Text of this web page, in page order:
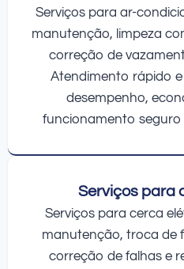
Serviços para ar-
manutenção, limpeza
correção de
Atendimento rápido
desempenho,
funcionamento seguro
Serviços para
Serviços para cerca
manutenção, troca de
correção de falhas e